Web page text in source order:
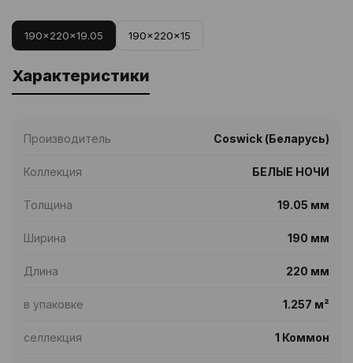
190x220x19.05 190x220x15
Характеристики
Производитель Coswick (Беларусь)
Коллекция БЕЛЫЕ НОЧИ
Толщина 19.05 мм
Ширина 190 мм
Длина 220 мм
в упаковке 1.257 м²
селлекция 1 Коммон